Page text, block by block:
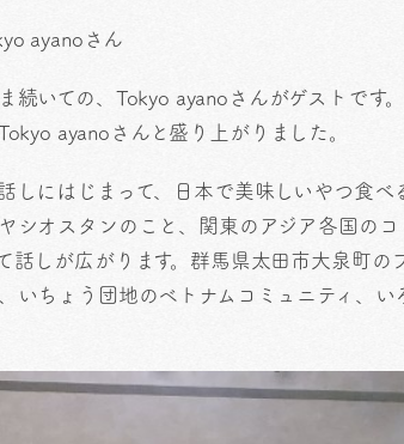
ayanoさん
続いての、Tokyo ayanoさんがゲストです
ayanoさんと盛り上がりました。
しにはじまって、日本で美味しいやつ食べ
シオスタンのこと、関東のアジア各国の
話しが広がります。群馬県太田市大泉町の
いちょう団地のベトナムコミュニティ、い